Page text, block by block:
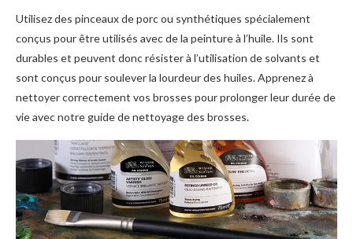
Utilisez des pinceaux de porc ou synthétiques spécialement
conçus pour être utilisés avec de la peinture à l’huile. Ils sont
durables et peuvent donc résister à l’utilisation de solvants et
sont conçus pour soulever la lourdeur des huiles. Apprenez à
nettoyer correctement vos brosses pour prolonger leur durée de
vie avec notre guide de nettoyage des brosses.